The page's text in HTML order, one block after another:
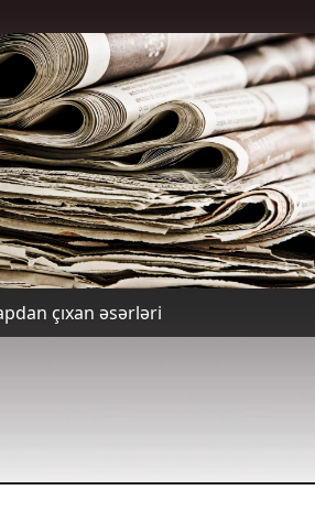
çıxan əsərləri